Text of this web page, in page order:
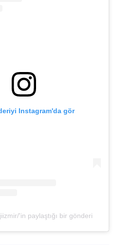
Instagram'da gör
'in paylaştığı bir gönderi